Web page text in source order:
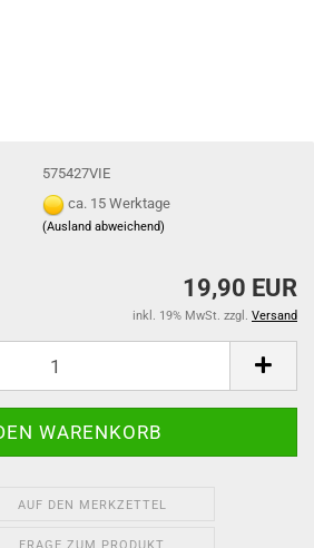
575427VIE
ca. 15 Werktage
(Ausland abweichend)
19,90 EUR
inkl. 19% MwSt. zzgl. Versand
AUF DEN MERKZETTEL